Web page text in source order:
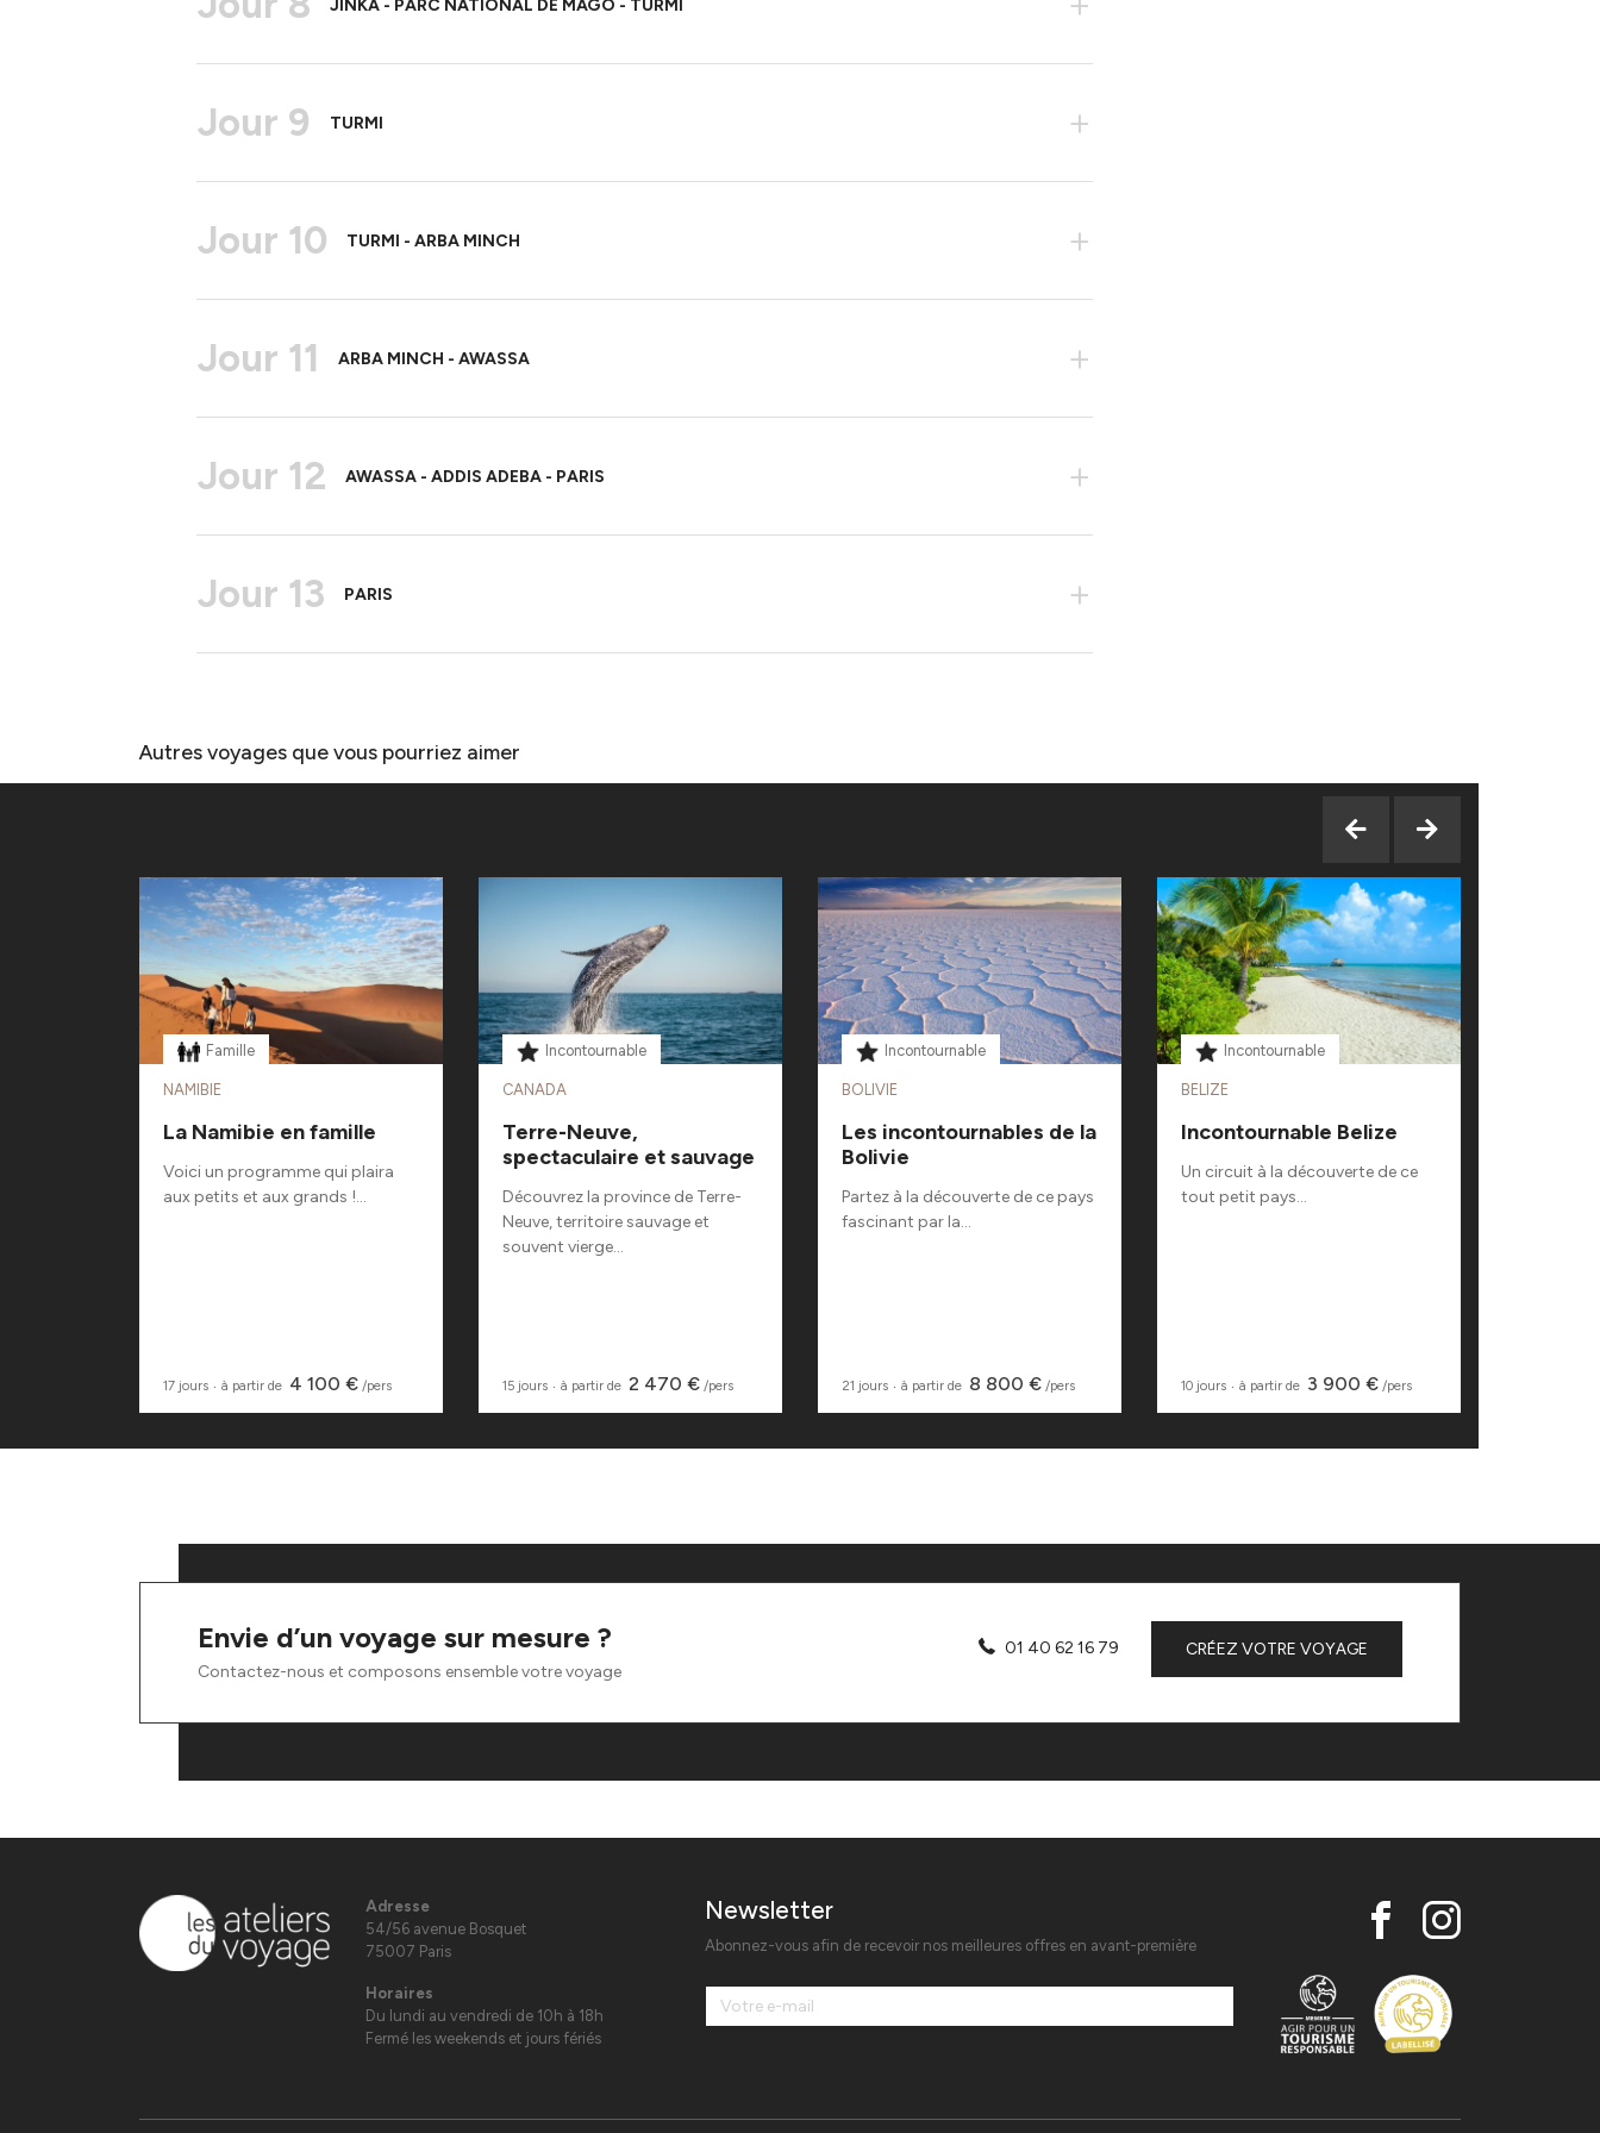
JINKA - PARC NATIONAL DE MAGO - TURMI
Jour 9 TURMI +
Jour 10 TURMI - ARBA MINCH +
Jour 11 ARBA MINCH - AWASSA +
Jour 12 AWASSA - ADDIS ADEBA - PARIS +
Jour 13 PARIS +
Autres voyages que vous pourriez aimer
Famille
NAMIBIE
La Namibie en famille
Voici un programme qui plaira
aux petits et aux grands !...
17 jours ‧ à partir de 4 100 € /pers
Incontournable
CANADA
Terre-Neuve,
spectaculaire et sauvage
Découvrez la province de Terre-
Neuve, territoire sauvage et
souvent vierge...
15 jours ‧ à partir de 2 470 € /pers
Incontournable
BOLIVIE
Les incontournables de la
Bolivie
Partez à la découverte de ce pays
fascinant par la...
21 jours ‧ à partir de 8 800 € /pers
Incontournable
BELIZE
Incontournable Belize
Un circuit à la découverte de ce
tout petit pays...
10 jours ‧ à partir de 3 900 € /pers
Envie d’un voyage sur mesure ?
Contactez-nous et composons ensemble votre voyage
01 40 62 16 79 CRÉEZ VOTRE VOYAGE
Adresse
54/56 avenue Bosquet
75007 Paris
Horaires
Du lundi au vendredi de 10h à 18h
Fermé les weekends et jours fériés
Newsletter
Abonnez-vous afin de recevoir nos meilleures offres en avant-première